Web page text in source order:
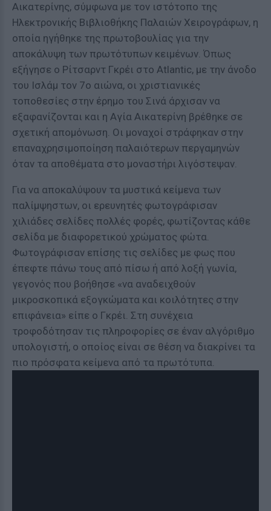
Αικατερίνης, σύμφωνα με τον ιστότοπο της
Ηλεκτρονικής Βιβλιοθήκης Παλαιών Χειρογράφων, η
οποία ηγήθηκε της πρωτοβουλίας για την
αποκάλυψη των πρωτότυπων κειμένων. Όπως
εξήγησε ο Ρίτσαρντ Γκρέι στο Atlantic, με την άνοδο
του Ισλάμ τον 7ο αιώνα, οι χριστιανικές
τοποθεσίες στην έρημο του Σινά άρχισαν να
εξαφανίζονται και η Αγία Αικατερίνη βρέθηκε σε
σχετική απομόνωση. Οι μοναχοί στράφηκαν στην
επαναχρησιμοποίηση παλαιότερων περγαμηνών
όταν τα αποθέματα στο μοναστήρι λιγόστεψαν.
Για να αποκαλύψουν τα μυστικά κείμενα των
παλίμψηστων, οι ερευνητές φωτογράφισαν
χιλιάδες σελίδες πολλές φορές, φωτίζοντας κάθε
σελίδα με διαφορετικού χρώματος φώτα.
Φωτογράφισαν επίσης τις σελίδες με φως που
έπεφτε πάνω τους από πίσω ή από λοξή γωνία,
γεγονός που βοήθησε «να αναδειχθούν
μικροσκοπικά εξογκώματα και κοιλότητες στην
επιφάνεια» είπε ο Γκρέι. Στη συνέχεια
τροφοδότησαν τις πληροφορίες σε έναν αλγόριθμο
υπολογιστή, ο οποίος είναι σε θέση να διακρίνει τα
πιο πρόσφατα κείμενα από τα πρωτότυπα.